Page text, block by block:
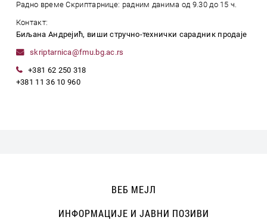
Радно време Скриптарнице: радним данима од 9.30 до 15 ч.
Контакт:
Биљана Андрејић, виши стручно-технички сарадник продаје
skriptarnica@fmu.bg.ac.rs
+381 62 250 318
+381 11 36 10 960
ВЕБ МЕЈЛ
ИНФОРМАЦИЈЕ И ЈАВНИ ПОЗИВИ